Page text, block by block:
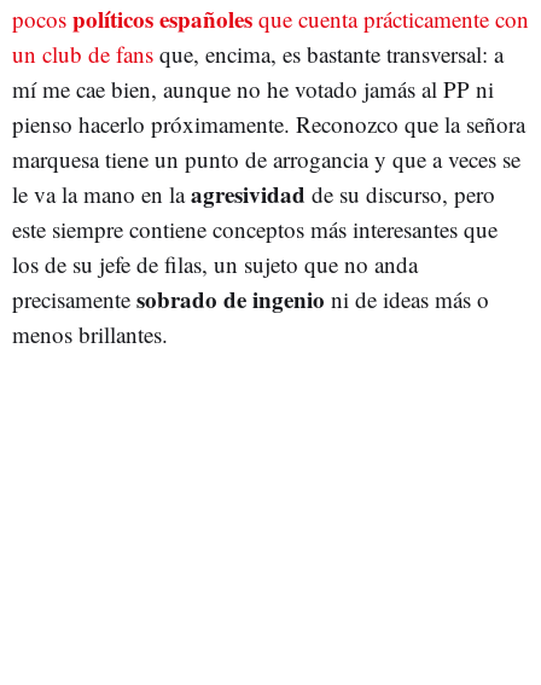
pocos políticos españoles que cuenta prácticamente con
un club de fans que, encima, es bastante transversal: a
mí me cae bien, aunque no he votado jamás al PP ni
pienso hacerlo próximamente. Reconozco que la señora
marquesa tiene un punto de arrogancia y que a veces se
le va la mano en laagresividad de su discurso, pero
este siempre contiene conceptos más interesantes que
los de su jefe de filas, un sujeto que no anda
precisamente sobrado de ingenio ni de ideas más o
menos brillantes.